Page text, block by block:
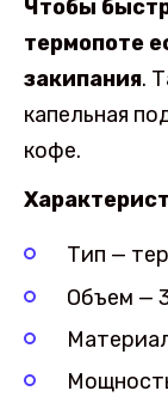
Чтобы
термопоте
закипания.
капельная
кофе.
Тип —
Объем —